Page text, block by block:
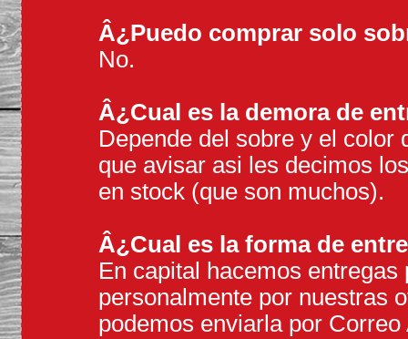
Â¿Puedo comprar solo
No.
Â¿Cual es la demora de
Depende del sobre y el color
que avisar asi les decimos
en stock (que son muchos).
Â¿Cual es la forma de
En capital hacemos
personalmente por nuestras
podemos enviarla por